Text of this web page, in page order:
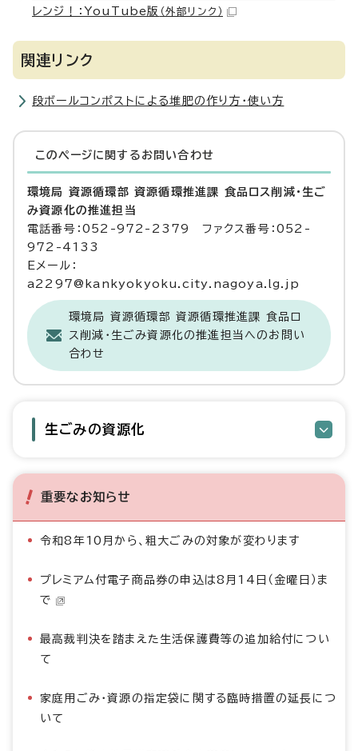
レンジ！：YouTube版 （外部リンク）
関連リンク
段ボールコンポストによる堆肥の作り方・使い方
このページに関する お問い合わせ
環境局 資源循環部 資源循環推進課 食品ロス削減・生ご
み資源化の推進担当
電話番号：052-972-2379 ファクス番号：052-
972-4133
Eメール：
a2297@kankyokyoku.city.nagoya.lg.jp
環境局 資源循環部 資源循環推進課 食品ロ
ス削減・生ごみ資源化の推進担当へのお問い
合わせ
生ごみの資源化
重要なお知らせ
令和8年10月から、粗大ごみの対象が変わります
プレミアム付電子商品券の申込は8月14日（金曜日）ま
で
最高裁判決を踏まえた生活保護費等の追加給付につい
て
家庭用ごみ・資源の指定袋に関する臨時措置の延長につ
いて